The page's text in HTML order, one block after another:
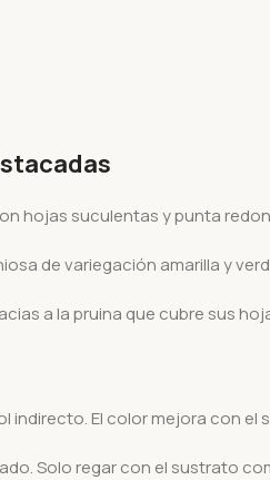
hojas suculentas y punta
de variegación amarilla y
a la pruina que cubre sus
indirecto. El color mejora con el
Solo regar con el sustrato